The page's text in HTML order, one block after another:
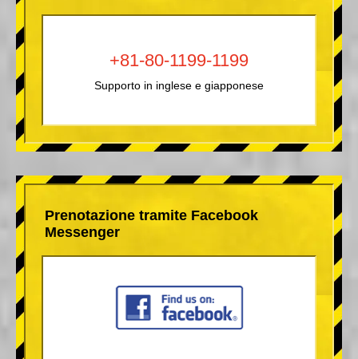
+81-80-1199-1199
Supporto in inglese e giapponese
Prenotazione tramite Facebook
Messenger